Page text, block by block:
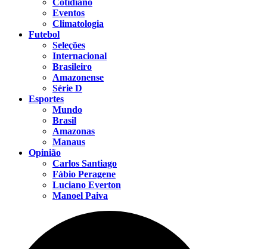
Eventos
Climatologia
Futebol
Seleções
Internacional
Brasileiro
Amazonense
Série D
Esportes
Mundo
Brasil
Amazonas
Manaus
Opinião
Carlos Santiago
Fábio Peragene
Luciano Everton
Manoel Paiva